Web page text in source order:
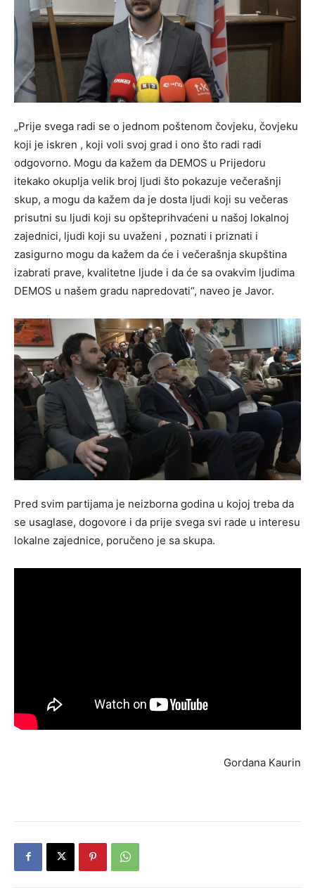
„Prije svega radi se o jednom poštenom čovjeku, čovjeku
koji je iskren , koji voli svoj grad i ono što radi radi
odgovorno. Mogu da kažem da DEMOS u Prijedoru
itekako okuplja velik broj ljudi što pokazuje večerašnji
skup, a mogu da kažem da je dosta ljudi koji su večeras
prisutni su ljudi koji su opšteprihvaćeni u našoj lokalnoj
zajednici, ljudi koji su uvaženi , poznati i priznati i
zasigurno mogu da kažem da će i večerašnja skupština
izabrati prave, kvalitetne ljude i da će sa ovakvim ljudima
DEMOS u našem gradu napredovati“, naveo je Javor.
Pred svim partijama je neizborna godina u kojoj treba da
se usaglase, dogovore i da prije svega svi rade u interesu
lokalne zajednice, poručeno je sa skupa.
Gordana Kaurin